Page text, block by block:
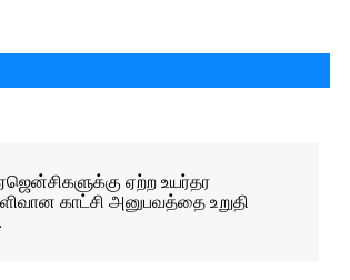
ஏற்ற உயர்தர
காட்சி அனுபவத்தை உறுதி